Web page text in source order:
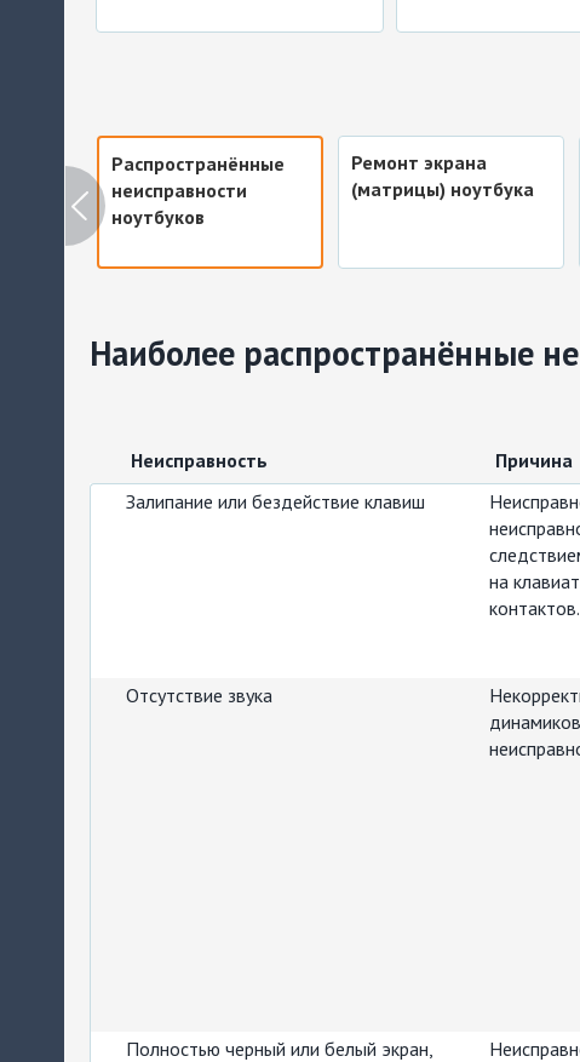
Распространённые
неисправности
ноутбуков
Ремонт экрана
(матрицы) ноутбука
Наиболее распространённые
Неисправность Причина
Залипание или бездействие клавиш
на
контактов.
Отсутствие звука
Полностью черный или белый экран,